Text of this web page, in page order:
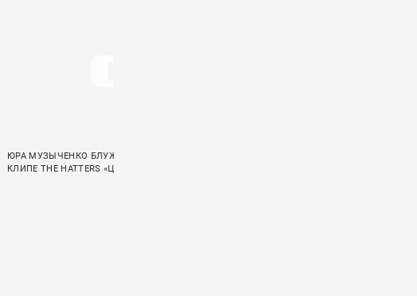
ЮРА МУЗЫЧЕНКО БЛУЖДАЕТ В ЛАБИРИНТЕ В
КЛИПЕ THE HATTERS «ЦИАНИД»